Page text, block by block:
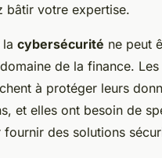
bâtir votre expertise.
la cybersécurité ne peut
de la finance. Les
à protéger leurs
et elles ont besoin de
des solutions